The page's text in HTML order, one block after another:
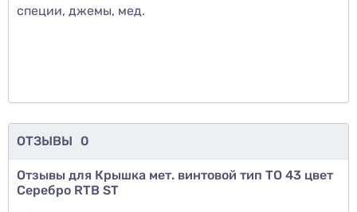
специи, джемы, мед.
ОТЗЫВЫ 0
Отзывы для Крышка мет. винтовой тип ТО 43 цвет
Серебро RTB ST